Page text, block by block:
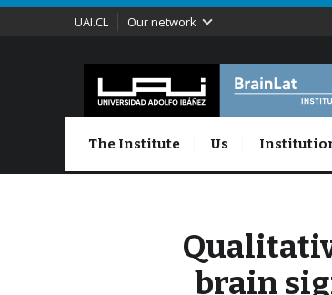
UAI.CL Our network
The Institute Us
brain